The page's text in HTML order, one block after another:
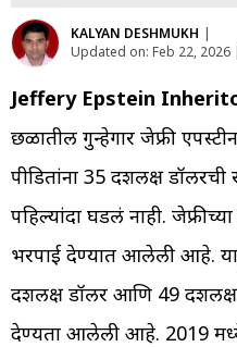
KALYAN DESHMUKH |
Updated on: Feb 22, 2026
Jeffery Epstein
छळातील गुन्हेगार जेफ्री
पीडितांना 35 दशलक्ष
पहिल्यांदा घडलं नाही.
भरपाई देण्यात आलेली आहे.
दशलक्ष डॉलर आणि 49 दशलक्ष
देण्यता आलेली आहे. 2019